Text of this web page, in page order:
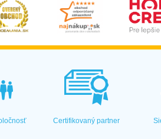
Certifikovaný partner